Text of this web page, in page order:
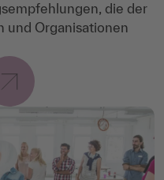
die der
und Organisationen